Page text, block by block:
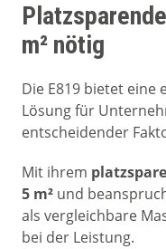
m² nötig
Die E819 bietet eine
Lösung für
entscheidender
Mit ihrem
5 m² und
als vergleichbare
bei der Leistung.